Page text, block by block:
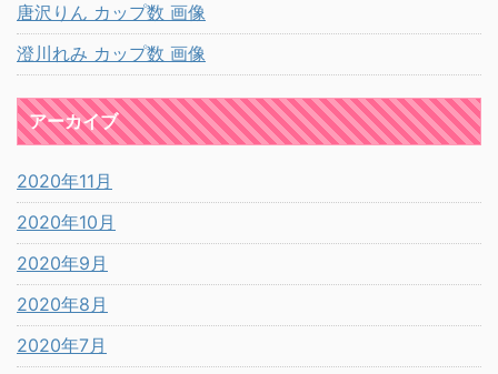
唐沢りん カップ数 画像
澄川れみ カップ数 画像
アーカイブ
2020年11月
2020年10月
2020年9月
2020年8月
2020年7月